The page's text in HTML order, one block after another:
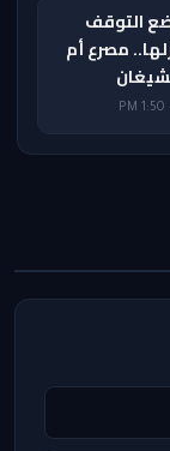
التوقف
مصرع أم